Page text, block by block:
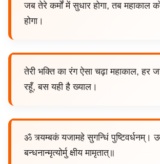
जब तेरे कर्मों में सुधार होगा, तब महाकाल
होगा।
तेरी भक्ति का रंग ऐसा चढ़ा महाकाल, हर
रहूँ, बस यही है ख्याल।
ॐ त्र्यम्बकं यजामहे सुगन्धिं पुष्टिवर्धनम्।
बन्धनान्मृत्योर्मु क्षीय मामृतात्॥